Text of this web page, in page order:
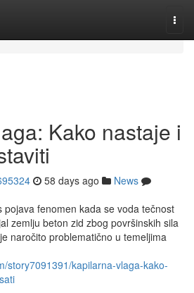
Kako nastaje i
58 days ago
News
pojava fenomen kada se voda tečnost
zemlju beton zid zbog površinskih sila
naročito problematično u temeljima
story7091391/kapilarna-vlaga-kako-